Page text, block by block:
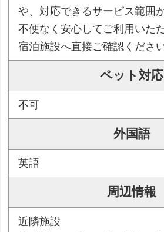
や、対応できるサービス範囲
不便なく安心してご利用いた
宿泊施設へ直接ご確認ください
ペット対応
不可
外国語
英語
周辺情報
近隣施設